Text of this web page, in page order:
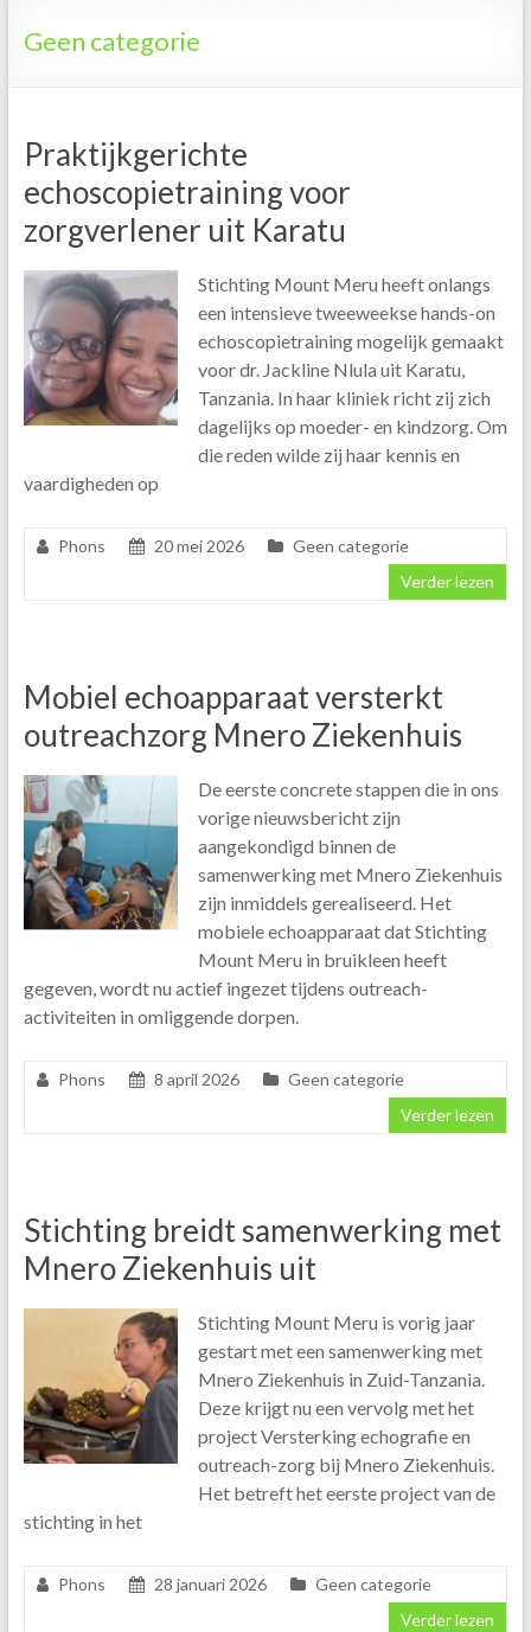
Geen categorie
Praktijkgerichte
echoscopietraining voor
zorgverlener uit Karatu
Stichting Mount Meru heeft onlangs
een intensieve tweeweekse hands-on
echoscopietraining mogelijk gemaakt
voor dr. Jackline Nlula uit Karatu,
Tanzania. In haar kliniek richt zij zich
dagelijks op moeder- en kindzorg. Om
die reden wilde zij haar kennis en
vaardigheden op
Phons 20 mei 2026
Geen categorie
Verder lezen
Mobiel echoapparaat versterkt
outreachzorg Mnero Ziekenhuis
De eerste concrete stappen die in ons
vorige nieuwsbericht zijn
aangekondigd binnen de
samenwerking met Mnero Ziekenhuis
zijn inmiddels gerealiseerd. Het
mobiele echoapparaat dat Stichting
Mount Meru in bruikleen heeft
gegeven, wordt nu actief ingezet tijdens outreach-
activiteiten in omliggende dorpen.
Phons 8 april 2026
Geen categorie
Verder lezen
Stichting breidt samenwerking met
Mnero Ziekenhuis uit
Stichting Mount Meru is vorig jaar
gestart met een samenwerking met
Mnero Ziekenhuis in Zuid-Tanzania.
Deze krijgt nu een vervolg met het
project Versterking echografie en
outreach-zorg bij Mnero Ziekenhuis.
Het betreft het eerste project van de
stichting in het
Phons 28 januari 2026
Geen categorie
Verder lezen